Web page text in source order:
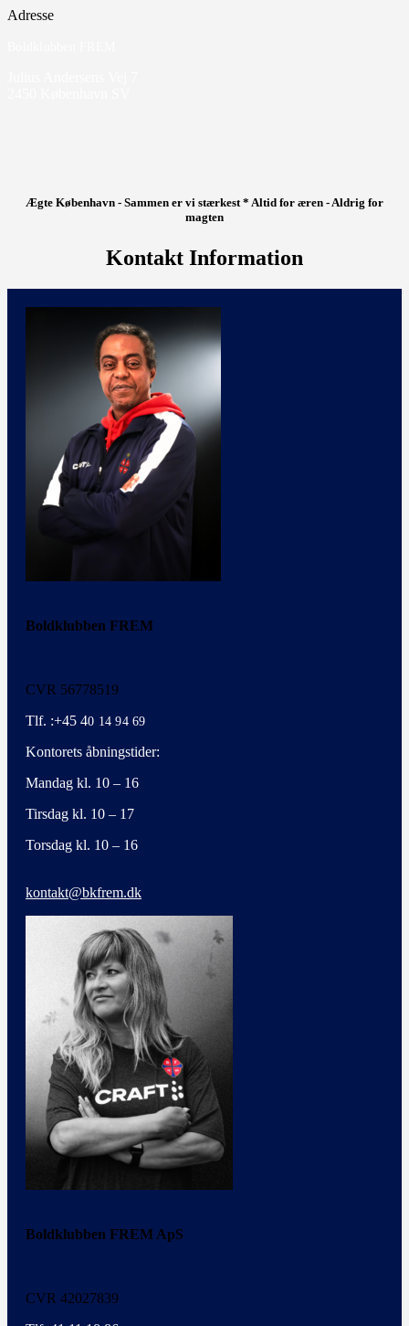
Adresse
Ægte København - Sammen er vi stærkest * Altid for æren - Aldrig for
magten
Kontakt Information
Boldklubben FREM
CVR 56778519
Tlf. :+45 40 14 94 69
Kontorets åbningstider:
Mandag kl. 10 – 16
Tirsdag kl. 10 – 17
Torsdag kl. 10 – 16
kontakt@bkfrem.dk
Boldklubben FREM ApS
CVR 42027839